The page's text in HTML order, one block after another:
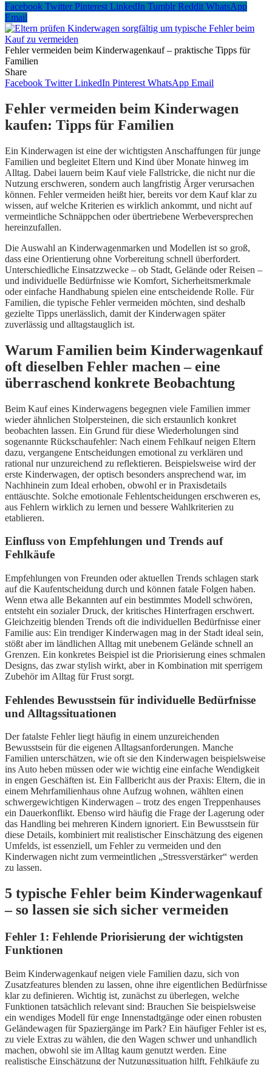
Facebook Twitter Pinterest LinkedIn Tumblr Reddit WhatsApp
Email
Fehler vermeiden beim Kinderwagenkauf – praktische Tipps für
Familien
Share
Facebook Twitter LinkedIn Pinterest WhatsApp Email
Fehler vermeiden beim Kinderwagen
kaufen: Tipps für Familien
Ein Kinderwagen ist eine der wichtigsten Anschaffungen für junge
Familien und begleitet Eltern und Kind über Monate hinweg im
Alltag. Dabei lauern beim Kauf viele Fallstricke, die nicht nur die
Nutzung erschweren, sondern auch langfristig Ärger verursachen
können. Fehler vermeiden heißt hier, bereits vor dem Kauf klar zu
wissen, auf welche Kriterien es wirklich ankommt, und nicht auf
vermeintliche Schnäppchen oder übertriebene Werbeversprechen
hereinzufallen.
Die Auswahl an Kinderwagenmarken und Modellen ist so groß,
dass eine Orientierung ohne Vorbereitung schnell überfordert.
Unterschiedliche Einsatzzwecke – ob Stadt, Gelände oder Reisen –
und individuelle Bedürfnisse wie Komfort, Sicherheitsmerkmale
oder einfache Handhabung spielen eine entscheidende Rolle. Für
Familien, die typische Fehler vermeiden möchten, sind deshalb
gezielte Tipps unerlässlich, damit der Kinderwagen später
zuverlässig und alltagstauglich ist.
Warum Familien beim Kinderwagenkauf
oft dieselben Fehler machen – eine
überraschend konkrete Beobachtung
Beim Kauf eines Kinderwagens begegnen viele Familien immer
wieder ähnlichen Stolpersteinen, die sich erstaunlich konkret
beobachten lassen. Ein Grund für diese Wiederholungen sind
sogenannte Rückschaufehler: Nach einem Fehlkauf neigen Eltern
dazu, vergangene Entscheidungen emotional zu verklären und
rational nur unzureichend zu reflektieren. Beispielsweise wird der
erste Kinderwagen, der optisch besonders ansprechend war, im
Nachhinein zum Ideal erhoben, obwohl er in Praxisdetails
enttäuschte. Solche emotionale Fehlentscheidungen erschweren es,
aus Fehlern wirklich zu lernen und bessere Wahlkriterien zu
etablieren.
Einfluss von Empfehlungen und Trends auf
Fehlkäufe
Empfehlungen von Freunden oder aktuellen Trends schlagen stark
auf die Kaufentscheidung durch und können fatale Folgen haben.
Wenn etwa alle Bekannten auf ein bestimmtes Modell schwören,
entsteht ein sozialer Druck, der kritisches Hinterfragen erschwert.
Gleichzeitig blenden Trends oft die individuellen Bedürfnisse einer
Familie aus: Ein trendiger Kinderwagen mag in der Stadt ideal sein,
stößt aber im ländlichen Alltag mit unebenem Gelände schnell an
Grenzen. Ein konkretes Beispiel ist die Priorisierung eines schmalen
Designs, das zwar stylish wirkt, aber in Kombination mit sperrigem
Zubehör im Alltag für Frust sorgt.
Fehlendes Bewusstsein für individuelle Bedürfnisse
und Alltagssituationen
Der fatalste Fehler liegt häufig in einem unzureichenden
Bewusstsein für die eigenen Alltagsanforderungen. Manche
Familien unterschätzen, wie oft sie den Kinderwagen beispielsweise
ins Auto heben müssen oder wie wichtig eine einfache Wendigkeit
in engen Geschäften ist. Ein Fallbericht aus der Praxis: Eltern, die in
einem Mehrfamilienhaus ohne Aufzug wohnen, wählten einen
schwergewichtigen Kinderwagen – trotz des engen Treppenhauses
ein Dauerkonflikt. Ebenso wird häufig die Frage der Lagerung oder
das Handling bei mehreren Kindern ignoriert. Ein Bewusstsein für
diese Details, kombiniert mit realistischer Einschätzung des eigenen
Umfelds, ist essenziell, um Fehler zu vermeiden und den
Kinderwagen nicht zum vermeintlichen „Stressverstärker“ werden
zu lassen.
5 typische Fehler beim Kinderwagenkauf
– so lassen sie sich sicher vermeiden
Fehler 1: Fehlende Priorisierung der wichtigsten
Funktionen
Beim Kinderwagenkauf neigen viele Familien dazu, sich von
Zusatzfeatures blenden zu lassen, ohne ihre eigentlichen Bedürfnisse
klar zu definieren. Wichtig ist, zunächst zu überlegen, welche
Funktionen tatsächlich relevant sind: Brauchen Sie beispielsweise
ein wendiges Modell für enge Innenstadtgänge oder einen robusten
Geländewagen für Spaziergänge im Park? Ein häufiger Fehler ist es,
zu viele Extras zu wählen, die den Wagen schwer und unhandlich
machen, obwohl sie im Alltag kaum genutzt werden. Eine
realistische Einschätzung der Nutzungssituation hilft, Fehlkäufe zu